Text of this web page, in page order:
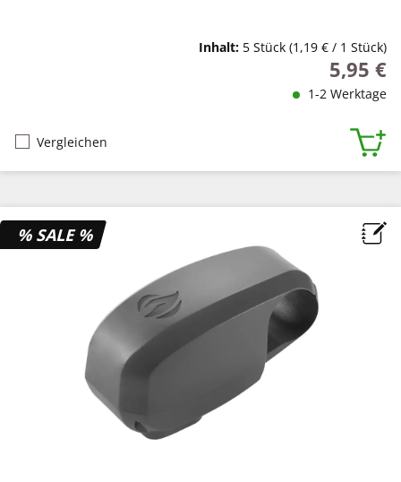
Inhalt: 5 Stück (1,19 € / 1 Stück)
5,95 €
1-2 Werktage
Vergleichen
% SALE %